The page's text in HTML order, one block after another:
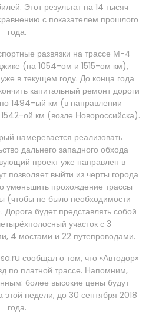
Этот результат на 14 тысяч
с показателем прошлого
года.
развязки на трассе М-4
(на 1054-ом и 1515-ом км),
в текущем году. До конца года
капитальный ремонт дороги
по 1494-ый км (в направлении
ой км (возле Новороссийска).
намеревается реализовать
дальнего западного обхода
проект уже направлен в
позволяет выйти из черты города
уменьшить прохождение трассы
(чтобы не было необходимости
будет представлять собой
участок с 3
4 мостами и 22 путепроводами.
сообщал о том, что «Автодор»
по платной трассе. Напомним,
более высокие цены будут
этой недели, до 30 сентября 2018
года.